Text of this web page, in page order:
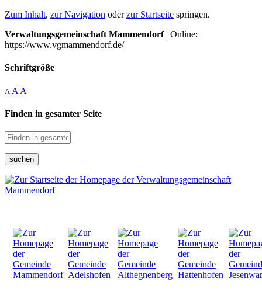
Zum Inhalt, zur Navigation oderzur Startseite springen.
Verwaltungsgemeinschaft Mammendorf| Online:
https://www.vgmammendorf.de/
Schriftgröße
A A A
Finden in gesamter Seite
suchen